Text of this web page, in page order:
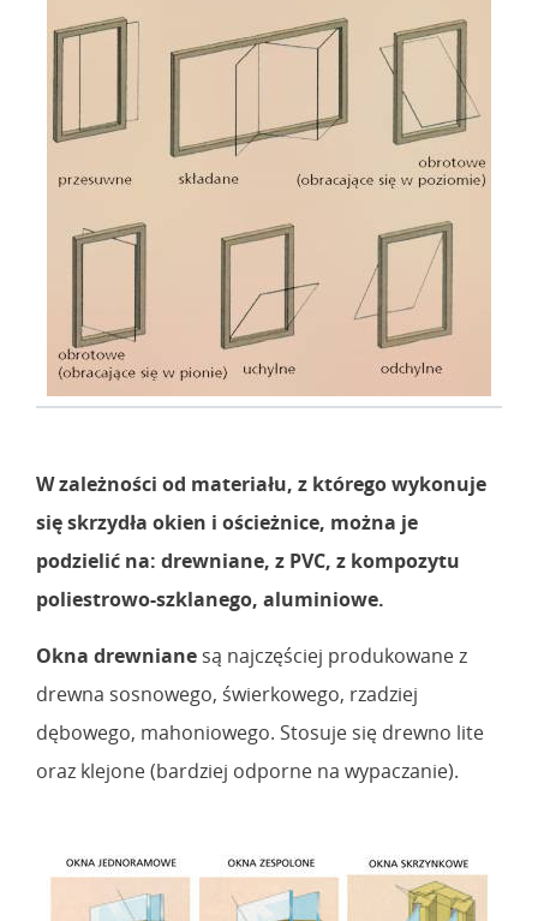
W zależności od materiału, z którego wykonuje
się skrzydła okien i ościeżnice, można je
podzielić na: drewniane, z PVC, z kompozytu
poliestrowo-szklanego, aluminiowe.
Okna drewniane są najczęściej produkowane z
drewna sosnowego, świerkowego, rzadziej
dębowego, mahoniowego. Stosuje się drewno lite
oraz klejone (bardziej odporne na wypaczanie).